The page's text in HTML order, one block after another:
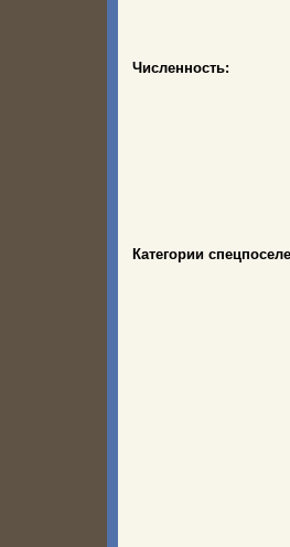
Численность:
Категории